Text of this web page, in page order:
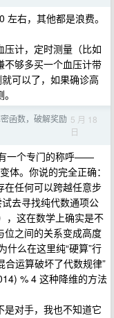
右，其他都是浪费。
计，定时测量（比如
不够多买一个血压计带
可以了，如果确诊高
函数，破解奖励 5 月 18
日
一个专门的称呼——
体。你说的完全正确：
在任何可以跨越任意步
去寻找纯代数通项公
，这在数学上确实是不
位之间的关系变成高度
什么在这里纯“硬算”行
合运算破坏了代数规律”
% 4 这种降维的方法
对手，我也不知道它